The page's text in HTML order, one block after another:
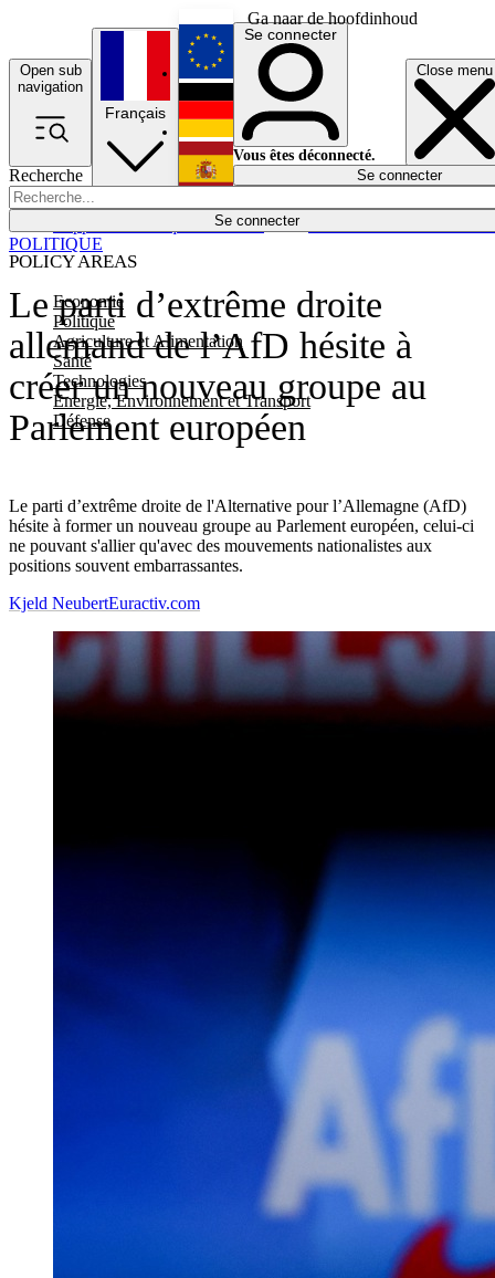
Ga naar de hoofdinhoud
Open sub
navigation
Close menu
Recherche
Se connecter
POLICY AREAS
Economie
Politique
Agriculture et Alimentation
Santé
Technologies
Energie, Environnement et Transport
Défense
Économie
Français
English
Deutsch
Español
Se connecter
Vous êtes déconnecté.
Se connecter
Le parti d’extrême droite
allemand de l’AfD hésite à
créer un nouveau groupe au
Parlement européen
Le parti d’extrême droite de l'Alternative pour l’Allemagne (AfD)
hésite à former un nouveau groupe au Parlement européen, celui-ci
ne pouvant s'allier qu'avec des mouvements nationalistes aux
positions souvent embarrassantes.
POLITIQUE
Kjeld NeubertEuractiv.com